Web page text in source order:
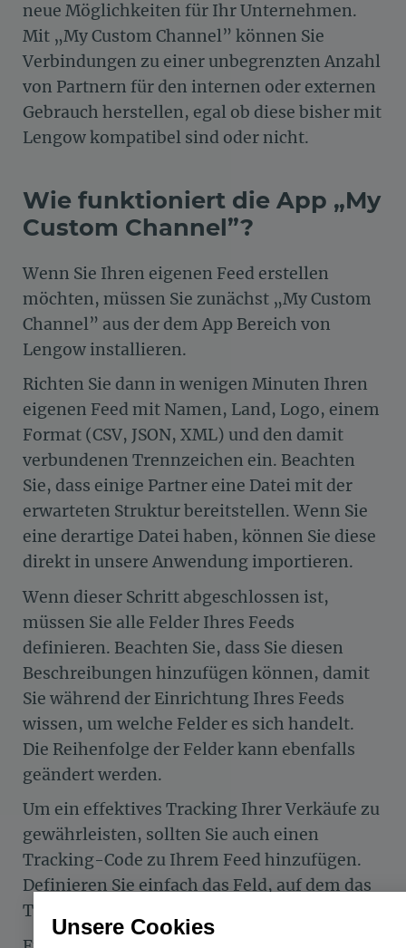
Unsere Cookies
neue Möglichkeiten für Ihr Unternehmen.
Mit „My Custom Channel” können Sie
Verbindungen zu einer unbegrenzten Anzahl
von Partnern für den internen oder externen
Gebrauch herstellen, egal ob diese bisher mit
Lengow kompatibel sind oder nicht.
Wie funktioniert die App „My
Custom Channel”?
Wenn Sie Ihren eigenen Feed erstellen
möchten, müssen Sie zunächst „My Custom
Channel” aus der dem App Bereich von
Lengow installieren.
Richten Sie dann in wenigen Minuten Ihren
eigenen Feed mit Namen, Land, Logo, einem
Format (CSV, JSON, XML) und den damit
verbundenen Trennzeichen ein. Beachten
Sie, dass einige Partner eine Datei mit der
erwarteten Struktur bereitstellen. Wenn Sie
eine derartige Datei haben, können Sie diese
direkt in unsere Anwendung importieren.
Wenn dieser Schritt abgeschlossen ist,
müssen Sie alle Felder Ihres Feeds
definieren. Beachten Sie, dass Sie diesen
Beschreibungen hinzufügen können, damit
Sie während der Einrichtung Ihres Feeds
wissen, um welche Felder es sich handelt.
Die Reihenfolge der Felder kann ebenfalls
geändert werden.
Um ein effektives Tracking Ihrer Verkäufe zu
gewährleisten, sollten Sie auch einen
Tracking-Code zu Ihrem Feed hinzufügen.
Definieren Sie einfach das Feld, auf dem das
Tracking durchgeführt werden soll.